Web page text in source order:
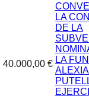
40.000,00 €
LA
DE LA
LA
ALEXIA